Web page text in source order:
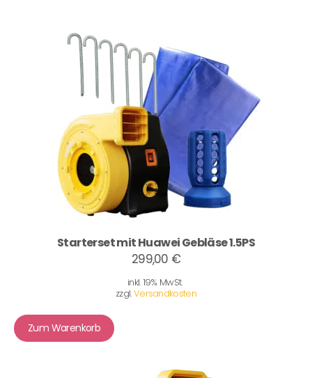
Starterset mit Huawei Gebläse 1.5PS
299,00 €
inkl. 19% MwSt.
zzgl.Versandkosten
Zum Warenkorb